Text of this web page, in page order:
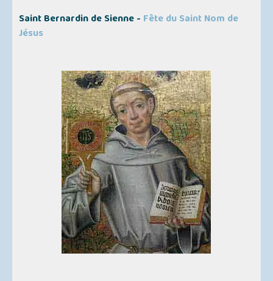
Saint Bernardin de Sienne - Fête du Saint Nom de
Jésus